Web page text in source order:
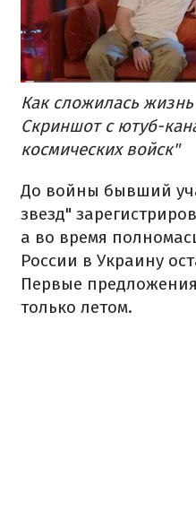
Как сложилась
Скриншот с ютуб-
космических войск"
До войны бывший
звезд"
а во время
России в Украину
Первые
только летом.